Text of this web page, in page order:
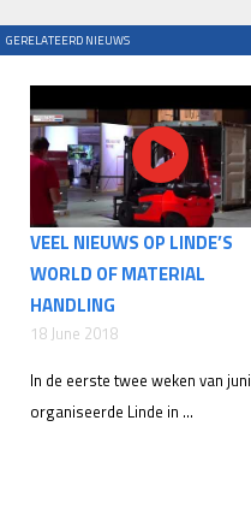
GERELATEERD NIEUWS
VEEL NIEUWS OP LINDE’S
WORLD OF MATERIAL
HANDLING
18 June 2018
In de eerste twee weken van juni
organiseerde Linde in ...